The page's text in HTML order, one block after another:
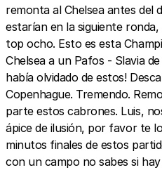
remonta al Chelsea antes del
estarían en la siguiente
top ocho. Esto es esta
Chelsea a un Pafos - Slavia
había olvidado de estos!
Copenhague. Tremendo.
parte estos cabrones. Luis,
ápice de ilusión, por favor te
minutos finales de estos
con un campo no sabes si